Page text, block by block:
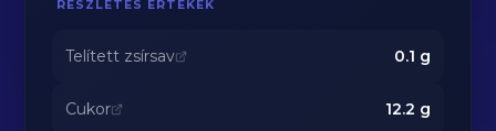
RÉSZLETES ÉRTÉKEK
Telített zsírsav 0.1 g
Cukor 12.2 g